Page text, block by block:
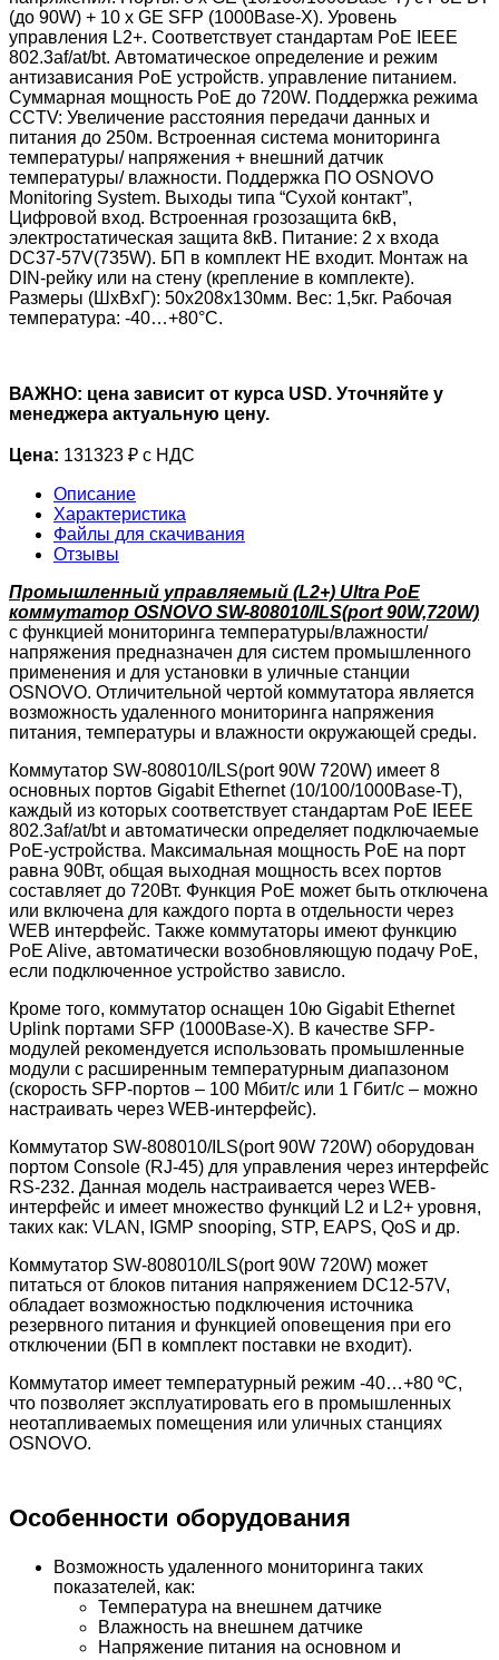
(до 90W) + 10 x GE SFP (1000Base-X). Уровень
управления L2+. Соответствует стандартам PoE IEEE
802.3af/at/bt. Автоматическое определение и режим
антизависания PoE устройств. управление питанием.
Суммарная мощность PoE до 720W. Поддержка режима
CCTV: Увеличение расстояния передачи данных и
питания до 250м. Встроенная система мониторинга
температуры/ напряжения + внешний датчик
температуры/ влажности. Поддержка ПО OSNOVO
Monitoring System. Выходы типа “Сухой контакт”,
Цифровой вход. Встроенная грозозащита 6кВ,
электростатическая защита 8кВ. Питание: 2 x входа
DC37-57V(735W). БП в комплект НЕ входит. Монтаж на
DIN-рейку или на стену (крепление в комплекте).
Размеры (ШхВхГ): 50х208х130мм. Вес: 1,5кг. Рабочая
температура: -40…+80°С.
ВАЖНО: цена зависит от курса USD. Уточняйте у
менеджера актуальную цену.
Цена: 131323 ₽ с НДС
Описание
Характеристика
Файлы для скачивания
Отзывы
Промышленный управляемый (L2+) Ultra PoE
коммутатор OSNOVO SW-808010/ILS(port 90W,720W)
с функцией мониторинга температуры/влажности/
напряжения предназначен для систем промышленного
применения и для установки в уличные станции
OSNOVO. Отличительной чертой коммутатора является
возможность удаленного мониторинга напряжения
питания, температуры и влажности окружающей среды.
Коммутатор SW-808010/ILS(port 90W 720W) имеет 8
основных портов Gigabit Ethernet (10/100/1000Base-T),
каждый из которых соответствует стандартам PoE IEEE
802.3af/at/bt и автоматически определяет подключаемые
PoE-устройства. Максимальная мощность PoE на порт
равна 90Вт, общая выходная мощность всех портов
составляет до 720Вт. Функция PoE может быть отключена
или включена для каждого порта в отдельности через
WEB интерфейс. Также коммутаторы имеют функцию
PoE Alive, автоматически возобновляющую подачу PoE,
если подключенное устройство зависло.
Кроме того, коммутатор оснащен 10ю Gigabit Ethernet
Uplink портами SFP (1000Base-X). В качестве SFP-
модулей рекомендуется использовать промышленные
модули с расширенным температурным диапазоном
(скорость SFP-портов – 100 Мбит/с или 1 Гбит/с – можно
настраивать через WEB-интерфейс).
Коммутатор SW-808010/ILS(port 90W 720W) оборудован
портом Console (RJ-45) для управления через интерфейс
RS-232. Данная модель настраивается через WEB-
интерфейс и имеет множество функций L2 и L2+ уровня,
таких как: VLAN, IGMP snooping, STP, EAPS, QoS и др.
Коммутатор SW-808010/ILS(port 90W 720W) может
питаться от блоков питания напряжением DC12-57V,
обладает возможностью подключения источника
резервного питания и функцией оповещения при его
отключении (БП в комплект поставки не входит).
Коммутатор имеет температурный режим -40…+80 ºС,
что позволяет эксплуатировать его в промышленных
неотапливаемых помещения или уличных станциях
OSNOVO.
Особенности оборудования
Возможность удаленного мониторинга таких
показателей, как:
Температура на внешнем датчике
Влажность на внешнем датчике
Напряжение питания на основном и